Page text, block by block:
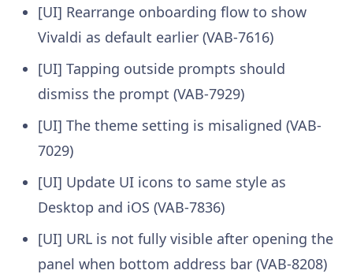
[UI] Rearrange onboarding flow to show
Vivaldi as default earlier (VAB-7616)
[UI] Tapping outside prompts should
dismiss the prompt (VAB-7929)
[UI] The theme setting is misaligned (VAB-
7029)
[UI] Update UI icons to same style as
Desktop and iOS (VAB-7836)
[UI] URL is not fully visible after opening the
panel when bottom address bar (VAB-8208)